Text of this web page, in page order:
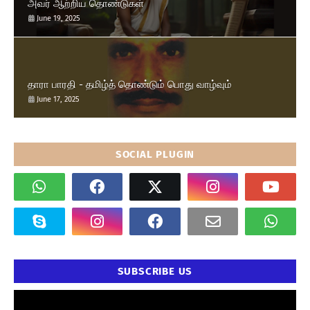
அவர் ஆற்றிய தொண்டுகள்
June 19, 2025
தாரா பாரதி - தமிழ்த் தொண்டும் பொது வாழ்வும்
June 17, 2025
SOCIAL PLUGIN
SUBSCRIBE US